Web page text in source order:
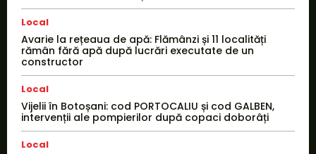
Local
Avarie la rețeaua de apă: Flămânzi și 11 localități
rămân fără apă după lucrări executate de un
constructor
Local
Vijelii în Botoșani: cod PORTOCALIU și cod GALBEN,
intervenții ale pompierilor după copaci doborâți
Local